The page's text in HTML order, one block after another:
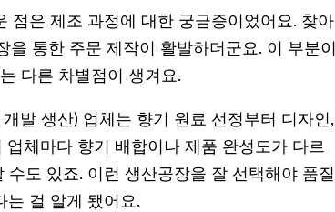
점은 제조 과정에 대한 궁금증이었어요. 찾아
통한 주문 제작이 활발하더군요. 이 부분이
다른 차별점이 생겨요.
발 생산) 업체는 향기 원료 선정부터 디자인,
체마다 향기 배합이나 제품 완성도가 다르
도 있죠. 이런 생산공장을 잘 선택해야 품질
는 걸 알게 됐어요.